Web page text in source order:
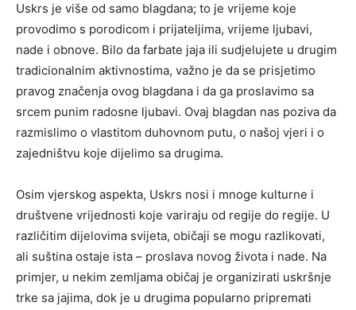
Uskrs je više od samo blagdana; to je vrijeme koje
provodimo s porodicom i prijateljima, vrijeme ljubavi,
nade i obnove. Bilo da farbate jaja ili sudjelujete u drugim
tradicionalnim aktivnostima, važno je da se prisjetimo
pravog značenja ovog blagdana i da ga proslavimo sa
srcem punim radosne ljubavi. Ovaj blagdan nas poziva da
razmislimo o vlastitom duhovnom putu, o našoj vjeri i o
zajedništvu koje dijelimo sa drugima.
Osim vjerskog aspekta, Uskrs nosi i mnoge kulturne i
društvene vrijednosti koje variraju od regije do regije. U
različitim dijelovima svijeta, običaji se mogu razlikovati,
ali suština ostaje ista – proslava novog života i nade. Na
primjer, u nekim zemljama običaj je organizirati uskršnje
trke sa jajima, dok je u drugima popularno pripremati